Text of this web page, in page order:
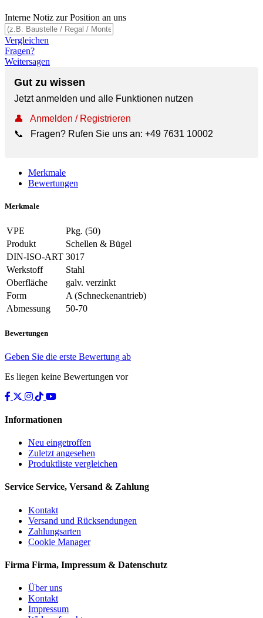
Interne Notiz zur Position an uns
Vergleichen
Fragen?
Weitersagen
Gut zu wissen
Jetzt anmelden und alle Funktionen nutzen
👤
Anmelden / Registrieren
📞
Fragen? Rufen Sie uns an: +49 7631 10002
Merkmale
Bewertungen
Merkmale
VPE
Pkg. (50)
Produkt
Schellen & Bügel
DIN-ISO-ART 3017
Werkstoff
Stahl
Oberfläche
galv. verzinkt
Form
A (Schneckenantrieb)
Abmessung
50-70
Bewertungen
Geben Sie die erste Bewertung ab
Es liegen keine Bewertungen vor
Informationen
Neu eingetroffen
Zuletzt angesehen
Produktliste vergleichen
Service Service, Versand & Zahlung
Kontakt
Versand und Rücksendungen
Zahlungsarten
Cookie Manager
Firma Firma, Impressum & Datenschutz
Über uns
Kontakt
Impressum